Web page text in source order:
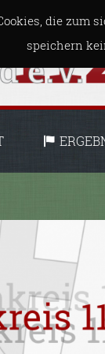
die zum
speichern